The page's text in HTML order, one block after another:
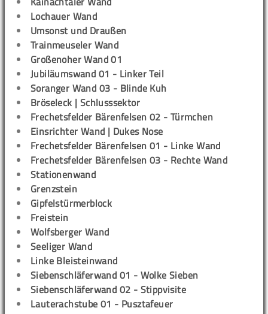
Lochauer Wand
Umsonst und Draußen
Trainmeuseler Wand
Großenoher Wand 01
Jubiläumswand 01 - Linker Teil
Soranger Wand 03 - Blinde Kuh
Bröseleck | Schlusssektor
Frechetsfelder Bärenfelsen 02 - Türmchen
Einsrichter Wand | Dukes Nose
Frechetsfelder Bärenfelsen 01 - Linke Wand
Frechetsfelder Bärenfelsen 03 - Rechte Wand
Stationenwand
Grenzstein
Gipfelstürmerblock
Freistein
Wolfsberger Wand
Seeliger Wand
Linke Bleisteinwand
Siebenschläferwand 01 - Wolke Sieben
Siebenschläferwand 02 - Stippvisite
Lauterachstube 01 - Pusztafeuer